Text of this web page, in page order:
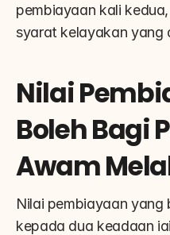
pembiayaan kali
syarat kelayakan yang
Nilai
Boleh Bagi
Awam
Nilai pembiayaan yang
kepada dua keadaan